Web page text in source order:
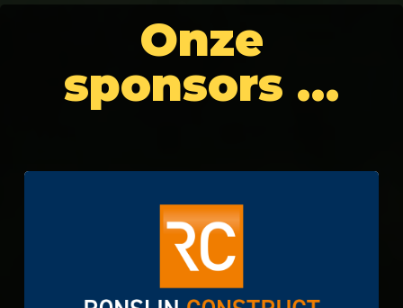
Onze
sponsors …